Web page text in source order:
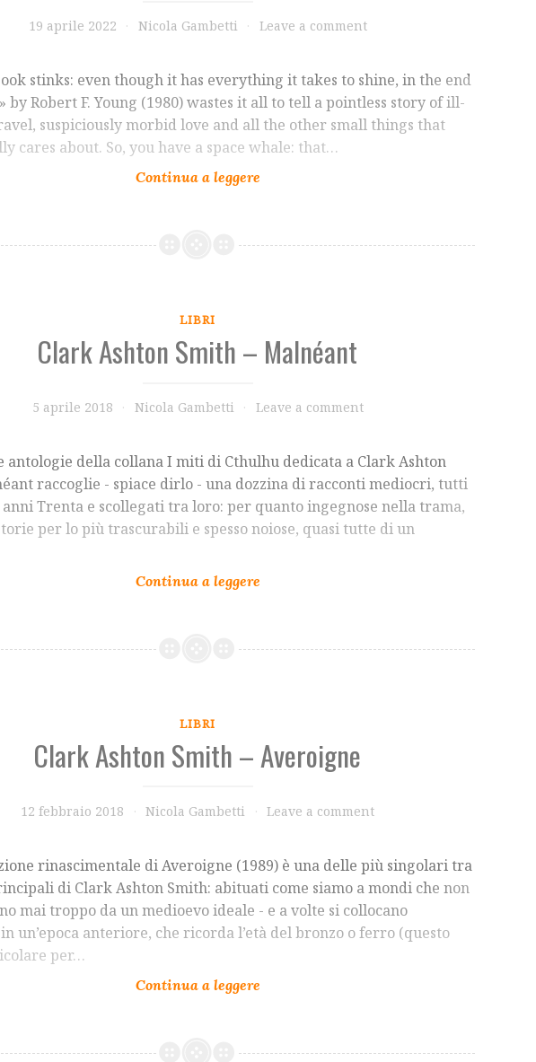
19 aprile 2022 Nicola Gambetti Leave a comment
stinks: even though it has everything it takes to shine, in the end
by Robert F. Young (1980) wastes it all to tell a pointless story of ill-
suspiciously morbid love and all the other small things that
cares about. So, you have a space whale: that…
LIBRI
Clark Ashton Smith – Malnéant
5 aprile 2018 Nicola Gambetti Leave a comment
antologie della collana I miti di Cthulhu dedicata a Clark Ashton
raccoglie - spiace dirlo - una dozzina di racconti mediocri, tutti
Trenta e scollegati tra loro: per quanto ingegnose nella trama,
per lo più trascurabili e spesso noiose, quasi tutte di un
LIBRI
Clark Ashton Smith – Averoigne
12 febbraio 2018 Nicola Gambetti Leave a comment
rinascimentale di Averoigne (1989) è una delle più singolari tra
di Clark Ashton Smith: abituati come siamo a mondi che non
mai troppo da un medioevo ideale - e a volte si collocano
un’epoca anteriore, che ricorda l’età del bronzo o ferro (questo
per…